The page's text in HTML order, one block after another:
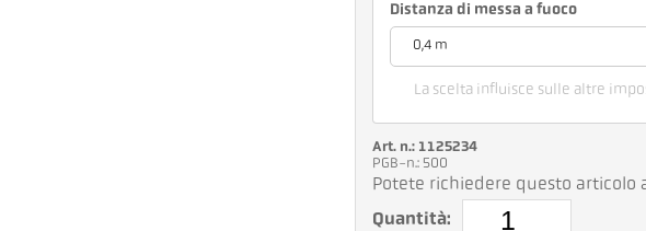
Distanza di messa a fuoco
0,4 m
La scelta influisce sulle altre
Art. n.: 1125234
PGB-n.: 500
Potete richiedere questo articolo
Quantità: